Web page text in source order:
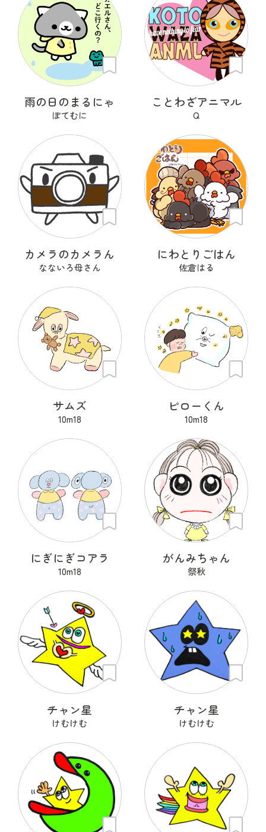
雨の日のまるにゃ
ぽてむに
ことわざアニマル
Q
カメラのカメラん
なないろ母さん
にわとりごはん
佐倉はる
サムズ
10m18
ピローくん
10m18
にぎにぎコアラ
10m18
がんみちゃん
祭秋
チャン星
けむけむ
チャン星
けむけむ